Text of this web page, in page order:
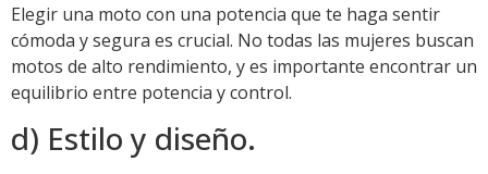
Elegir una moto con una potencia que te haga sentir
cómoda y segura es crucial. No todas las mujeres buscan
motos de alto rendimiento, y es importante encontrar un
equilibrio entre potencia y control.
d) Estilo y diseño.